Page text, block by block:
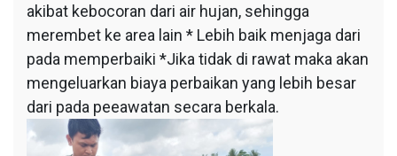
akibat kebocoran dari air hujan, sehingga
merembet ke area lain * Lebih baik menjaga dari
pada memperbaiki *Jika tidak di rawat maka akan
mengeluarkan biaya perbaikan yang lebih besar
dari pada peeawatan secara berkala.